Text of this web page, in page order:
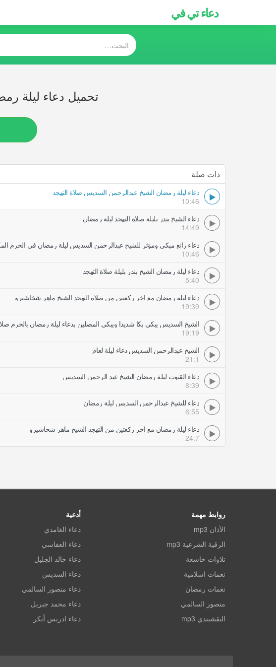
دعاء تي في
تحميل دعاء ليلة
ذات صلة
دعاء ليلة رمضان الشيخ عبدالرحمن السديس صلاة التهجد
10:46
دعاء الشيخ بندر بليلة صلاة التهجد ليلة رمضان
14:49
دعاء رائع مبكي ومؤثر للشيخ عبدالرحمن السديس ليلة رمضان في الحرم
10:46
دعاء ليلة رمضان الشيخ بندر بليلة صلاة التهجد
5:40
دعاء ليلة رمضان مع اخر ركعتين من صلاة التهجد الشيخ ماهر شخاشيرو
19:39
الشيخ السديس يبكي بكا شديدا ويبكي المصلين بدعاء ليلة رمضان بالحرم
19:19
الشيخ عبدالرحمن السديس دعاء ليلة لعام
21:1
دعاء القنوت ليلة رمضان الشيخ عبد الرحمن السديس
8:39
دعاء للشيخ عبدالرحمن السديس ليلة رمضان
6:55
دعاء ليلة رمضان مع اخر ركعتين من التهجد الشيخ ماهر شخاشيرو
24:7
روابط مهمة
الأذان mp3
الرقية الشرعية mp3
تلاوات خاشعة
نغمات اسلامية
نغمات رمضان
منصور السالمي
النقشبندي mp3
أدعية
دعاء الغامدي
دعاء العفاسي
دعاء خالد الجليل
دعاء السديس
دعاء منصور السالمي
دعاء محمد جبريل
دعاء ادريس أبكر